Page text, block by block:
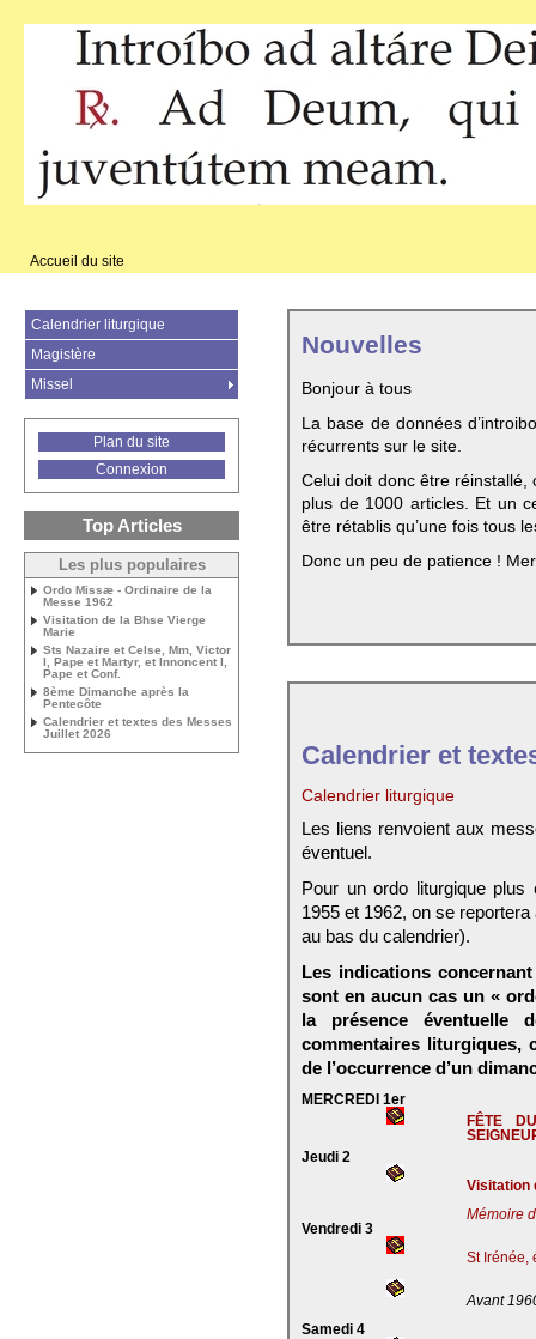
Accueil du site
Nouvelles
Bonjour à tous
La base de données
récurrents sur le site.
Celui doit donc être
plus de 1000 articles. Et un
être rétablis qu’une fois tous
Donc un peu de patience !
Calendrier et
Calendrier liturgique
Les liens renvoient aux
éventuel.
Pour un ordo liturgique plus
1955 et 1962, on se
au bas du calendrier).
Les indications
sont en aucun cas un «
la présence éventuelle
commentaires liturgiques,
de l’occurrence d’un
MERCREDI 1er
FÊTE
Jeudi 2
Visitation
Mémoire
Vendredi 3
St Irénée,
Avant
Samedi 4
Calendrier liturgique
Magistère
Missel
Plan du site
Connexion
Top Articles
Les plus populaires
Ordo Missæ - Ordinaire de la
Messe 1962
Visitation de la Bhse Vierge
Marie
Sts Nazaire et Celse, Mm, Victor
I, Pape et Martyr, et Innoncent I,
Pape et Conf.
8ème Dimanche après la
Pentecôte
Calendrier et textes des Messes
Juillet 2026